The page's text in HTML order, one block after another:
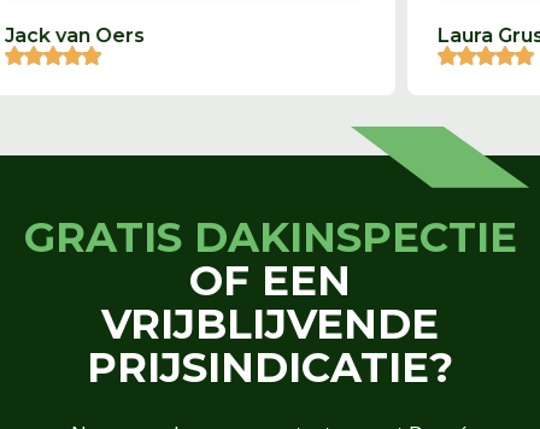
van Oers Laura
GRATIS DAKINSPECTIE
OF EEN
VRIJBLIJVENDE
PRIJSINDICATIE?